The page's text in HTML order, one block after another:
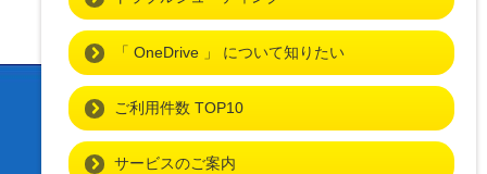
「 OneDrive 」 について知りたい
ご利用件数 TOP10
サービスのご案内